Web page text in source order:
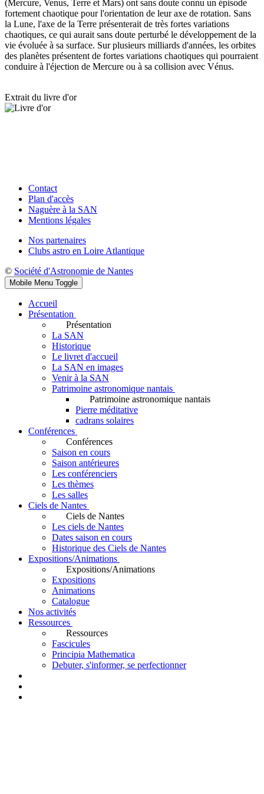
(Mercure, Venus, Terre et Mars) ont sans doute connu un épisode
fortement chaotique pour l'orientation de leur axe de rotation. Sans
la Lune, l'axe de la Terre présenterait de très fortes variations
chaotiques, ce qui aurait sans doute perturbé le développement de la
vie évoluée à sa surface. Sur plusieurs milliards d'années, les orbites
des planètes présentent de fortes variations chaotiques qui pourraient
conduire à l'éjection de Mercure ou à sa collision avec Vénus.
Extrait du livre d'or
Contact
Plan d'accès
Naguère à la SAN
Mentions légales
Nos partenaires
Clubs astro en Loire Atlantique
© Société d'Astronomie de Nantes
Mobile Menu Toggle
Accueil
Présentation
Présentation
La SAN
Historique
Le livret d'accueil
La SAN en images
Venir à la SAN
Patrimoine astronomique nantais
Patrimoine astronomique nantais
Pierre méditative
cadrans solaires
Conférences
Conférences
Saison en cours
Saison antérieures
Les conférenciers
Les thèmes
Les salles
Ciels de Nantes
Ciels de Nantes
Les ciels de Nantes
Dates saison en cours
Historique des Ciels de Nantes
Expositions/Animations
Expositions/Animations
Expositions
Animations
Catalogue
Nos activités
Ressources
Ressources
Fascicules
Principia Mathematica
Debuter, s'informer, se perfectionner